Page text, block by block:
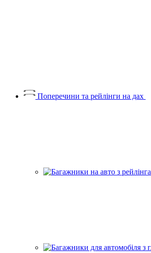
Поперечини та рейлінги на дах